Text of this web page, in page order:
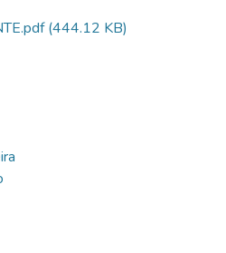
(444.12 KB)